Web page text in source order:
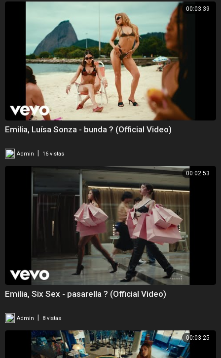
00:03:39
Emilia, Luísa Sonza - bunda ? (Official Video)
Admin 16 vistas
00:02:53
Emilia, Six Sex - pasarella ? (Official Video)
Admin 8 vistas
00:03:25